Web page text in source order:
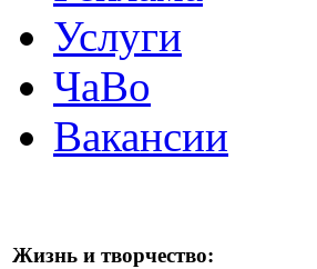
Услуги
ЧаВо
Вакансии
Жизнь и творчество: